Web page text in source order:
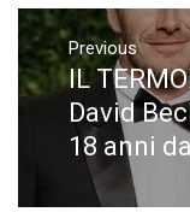
Navigazione
articoli
Previous
Previous
post:
IL
David
18 anni